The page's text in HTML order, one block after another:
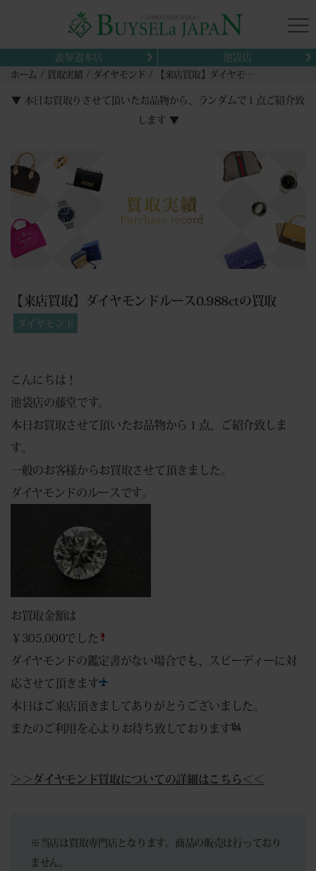
表参道本店 池袋店
ホーム 買取実績 ダイヤモンド 【来店買取】ダイヤモンドルース0.988ctの買取
▼ 本日お買取りさせて頂いたお品物から、ランダムで１点ご紹介致
します ▼
【来店買取】ダイヤモンドルース0.988ctの買取
ダイヤモンド
こんにちは！
池袋店の藤堂です。
本日お買取させて頂いたお品物から１点、ご紹介致しま
す。
一般のお客様からお買取させて頂きました。
ダイヤモンドのルースです。
お買取金額は
￥305,000でした
ダイヤモンドの鑑定書がない場合でも、スピーディーに対
応させて頂きます
本日はご来店頂きましてありがとうございました。
またのご利用を心よりお待ち致しております
＞＞ダイヤモンド買取についての詳細はこちら＜＜
※当店は買取専門店となります。商品の販売は行っており
ません。